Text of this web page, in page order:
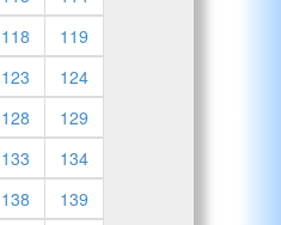
118
119
123
124
128
129
133
134
138
139